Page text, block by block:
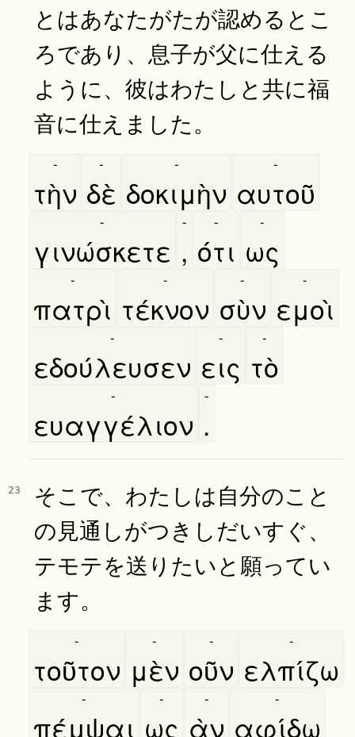
とはあなたがたが認めるとこ
ろであり、息子が父に仕える
ように、彼はわたしと共に福
音に仕えました。
τὴν
-
δὲ
-
δοκιμὴν
-
αυτοῦ
-
γινώσκετε
-
,
-
ότι
-
ως
-
πατρὶ
-
τέκνον
-
σὺν
-
εμοὶ
-
εδούλευσεν
-
εις
-
τὸ
-
ευαγγέλιον
-
.
-
23
そこで、わたしは自分のこと
の見通しがつきしだいすぐ、
テモテを送りたいと願ってい
ます。
τοῦτον
-
μὲν
-
οῦν
-
ελπίζω
-
πέμψαι
-
ως
-
ὰν
-
αφίδω
-